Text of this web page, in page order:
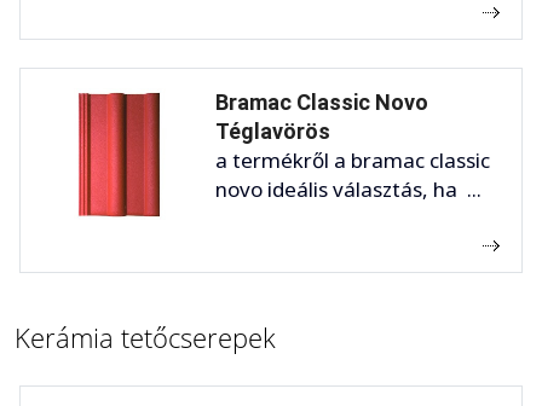
Bramac Classic Novo
Téglavörös
a termékről a bramac classic
novo ideális választás, ha ...
Kerámia tetőcserepek